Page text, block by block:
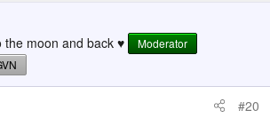
the moon and back ♥
Moderator
#20